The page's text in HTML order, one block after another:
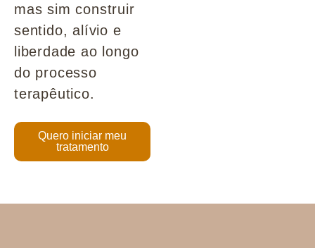
mas sim construir
sentido, alívio e
liberdade ao longo
do processo
terapêutico.
Quero iniciar meu
tratamento